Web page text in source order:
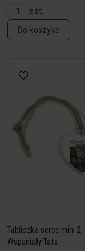
szt.
Do koszyka
Tabliczka serce mini 2 -
Wspaniały Tata